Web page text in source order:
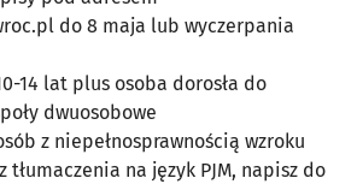
do 8 maja lub wyczerpania
14 lat plus osoba dorosła do
dwuosobowe
z niepełnosprawnością wzroku
na język PJM, napisz do